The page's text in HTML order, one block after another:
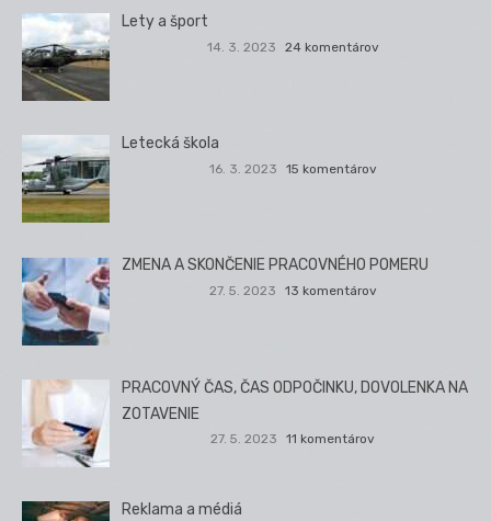
Lety a šport
14. 3. 2023 24 komentárov
Letecká škola
16. 3. 2023 15 komentárov
ZMENA A SKONČENIE PRACOVNÉHO POMERU
27. 5. 2023 13 komentárov
PRACOVNÝ ČAS, ČAS ODPOČINKU, DOVOLENKA NA
ZOTAVENIE
27. 5. 2023 11 komentárov
Reklama a médiá